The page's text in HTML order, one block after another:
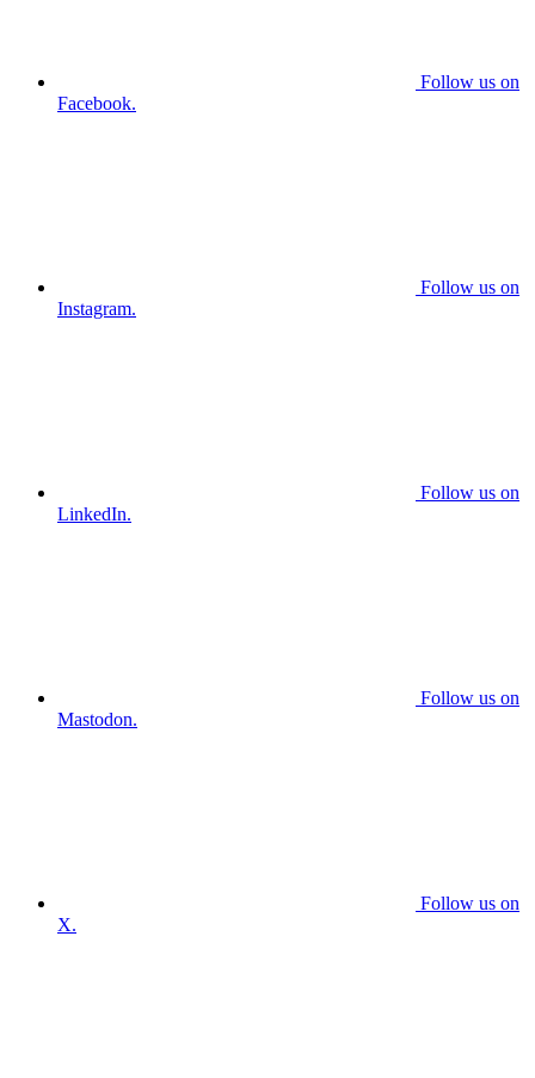
Follow us on
Facebook.
Follow us on
Instagram.
Follow us on
LinkedIn.
Follow us on
Mastodon.
Follow us on
X.